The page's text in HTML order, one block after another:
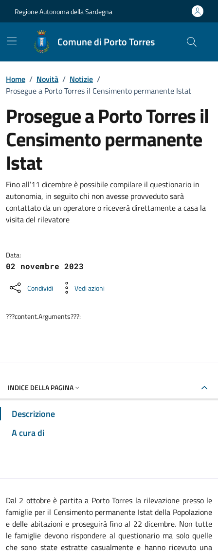
Regione Autonoma della Sardegna
Comune di Porto Torres
Home / Novità / Notizie /
Prosegue a Porto Torres il Censimento permanente Istat
Prosegue a Porto Torres il
Censimento permanente
Istat
Dettagli della notizia
Fino all’11 dicembre è possibile compilare il questionario in
autonomia, in seguito chi non avesse provveduto sarà
contattato da un operatore o riceverà direttamente a casa la
visita del rilevatore
Data:
02 novembre 2023
Condividi Vedi azioni
???content.Arguments???:
INDICE DELLA PAGINA
Descrizione
A cura di
Dal 2 ottobre è partita a Porto Torres la rilevazione presso le
famiglie per il Censimento permanente Istat della Popolazione
e delle abitazioni e proseguirà fino al 22 dicembre. Non tutte
le famiglie devono rispondere al questionario ma solo quelle
che sono state estratte casualmente e hanno ricevuto una